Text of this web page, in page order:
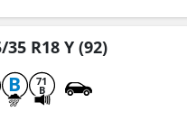
35 R18 Y (92)
B 71
B